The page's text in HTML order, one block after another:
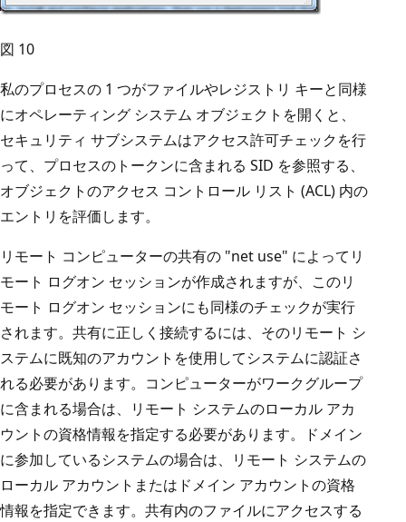
図 10
私のプロセスの 1 つがファイルやレジストリ キーと同様
にオペレーティング システム オブジェクトを開くと、
セキュリティ サブシステムはアクセス許可チェックを行
って、プロセスのトークンに含まれる SID を参照する、
オブジェクトのアクセス コントロール リスト (ACL) 内の
エントリを評価します。
リモート コンピューターの共有の "net use" によってリ
モート ログオン セッションが作成されますが、このリ
モート ログオン セッションにも同様のチェックが実行
されます。共有に正しく接続するには、そのリモート シ
ステムに既知のアカウントを使用してシステムに認証さ
れる必要があります。コンピューターがワークグループ
に含まれる場合は、リモート システムのローカル アカ
ウントの資格情報を指定する必要があります。ドメイン
に参加しているシステムの場合は、リモート システムの
ローカル アカウントまたはドメイン アカウントの資格
情報を指定できます。共有内のファイルにアクセスする